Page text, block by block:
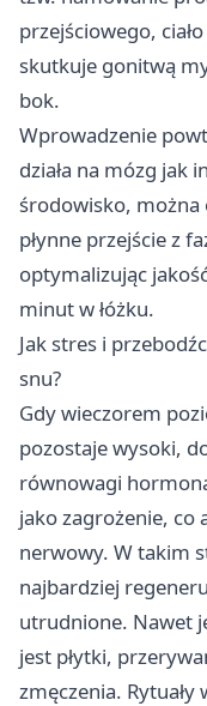
przejściowego,
skutkuje gonitwą
bok.
Wprowadzenie
działa na mózg jak
środowisko, można
płynne przejście z
optymalizując
minut w łóżku.
Jak stres i
snu?
Gdy wieczorem
pozostaje wysoki,
równowagi
jako zagrożenie, co
nerwowy. W takim
najbardziej
utrudnione. Nawet
jest płytki,
zmęczenia. Rytuały